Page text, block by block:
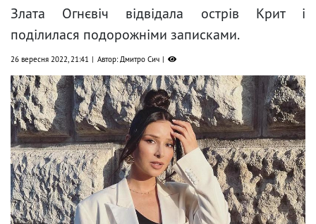
Злата Огнєвіч відвідала острів Крит і
поділилася подорожніми записками.
26 вересня 2022, 21:41 Автор: Дмитро Сич